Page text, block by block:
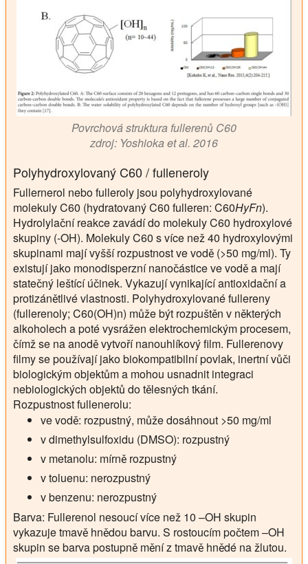
Povrchová struktura fullerenů C60
zdroj: Yoshioka et al. 2016
Polyhydroxylovaný C60 / fulleneroly
Fullernerol nebo fulleroly jsou polyhydroxylované
molekuly C60 (hydratovaný C60 fulleren: C60HyFn).
Hydrolylační reakce zavádí do molekuly C60 hydroxylové
skupiny (-OH). Molekuly C60 s více než 40 hydroxylovými
skupinami mají vyšší rozpustnost ve vodě (>50 mg/ml). Ty
existují jako monodisperzní nanočástice ve vodě a mají
statečný leštící účinek. Vykazují vynikající antioxidační a
protizánětlivé vlastnosti. Polyhydroxylované fullereny
(fullerenoly; C60(OH)n) může být rozpuštěn v některých
alkoholech a poté vysrážen elektrochemickým procesem,
čímž se na anodě vytvoří nanouhlíkový film. Fullerenovy
filmy se používají jako biokompatibilní povlak, inertní vůči
biologickým objektům a mohou usnadnit integraci
nebiologických objektů do tělesných tkání.
Rozpustnost fullenerolu:
ve vodě: rozpustný, může dosáhnout >50 mg/ml
v dimethylsulfoxidu (DMSO): rozpustný
v metanolu: mírně rozpustný
v toluenu: nerozpustný
v benzenu: nerozpustný
Barva: Fullerenol nesoucí více než 10 –OH skupin
vykazuje tmavě hnědou barvu. S rostoucím počtem –OH
skupin se barva postupně mění z tmavě hnědé na žlutou.